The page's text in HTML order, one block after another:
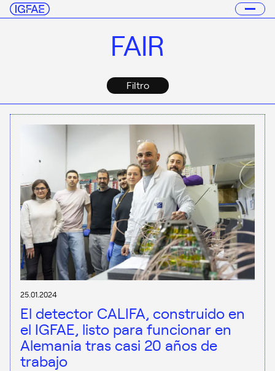
FAIR
Filtro
25.01.2024
El detector CALIFA, construido en
el IGFAE, listo para funcionar en
Alemania tras casi 20 años de
trabajo